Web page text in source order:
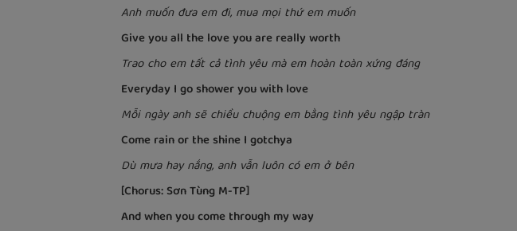
Anh muốn đưa em đi, mua mọi thứ em muốn
Give you all the love you are really worth
Trao cho em tất cả tình yêu mà em hoàn toàn xứng đáng
Everyday I go shower you with love
Mỗi ngày anh sẽ chiều chuộng em bằng tình yêu ngập tràn
Come rain or the shine I gotchya
Dù mưa hay nắng, anh vẫn luôn có em ở bên
[Chorus: Sơn Tùng M-TP]
And when you come through my way